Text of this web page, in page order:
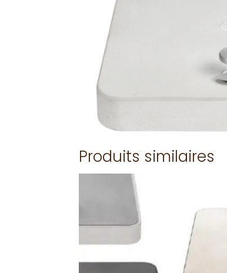
Produits similaires